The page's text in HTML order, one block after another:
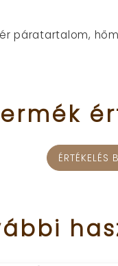
páratartalom,
ÉRTÉKELÉS